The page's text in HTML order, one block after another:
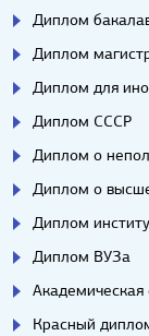
Диплом
Диплом
Диплом для
Диплом СССР
Диплом о
Диплом о
Диплом
Диплом ВУЗа
Академическая
Красный